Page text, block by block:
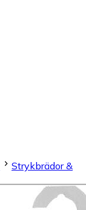
Strykbrädor &